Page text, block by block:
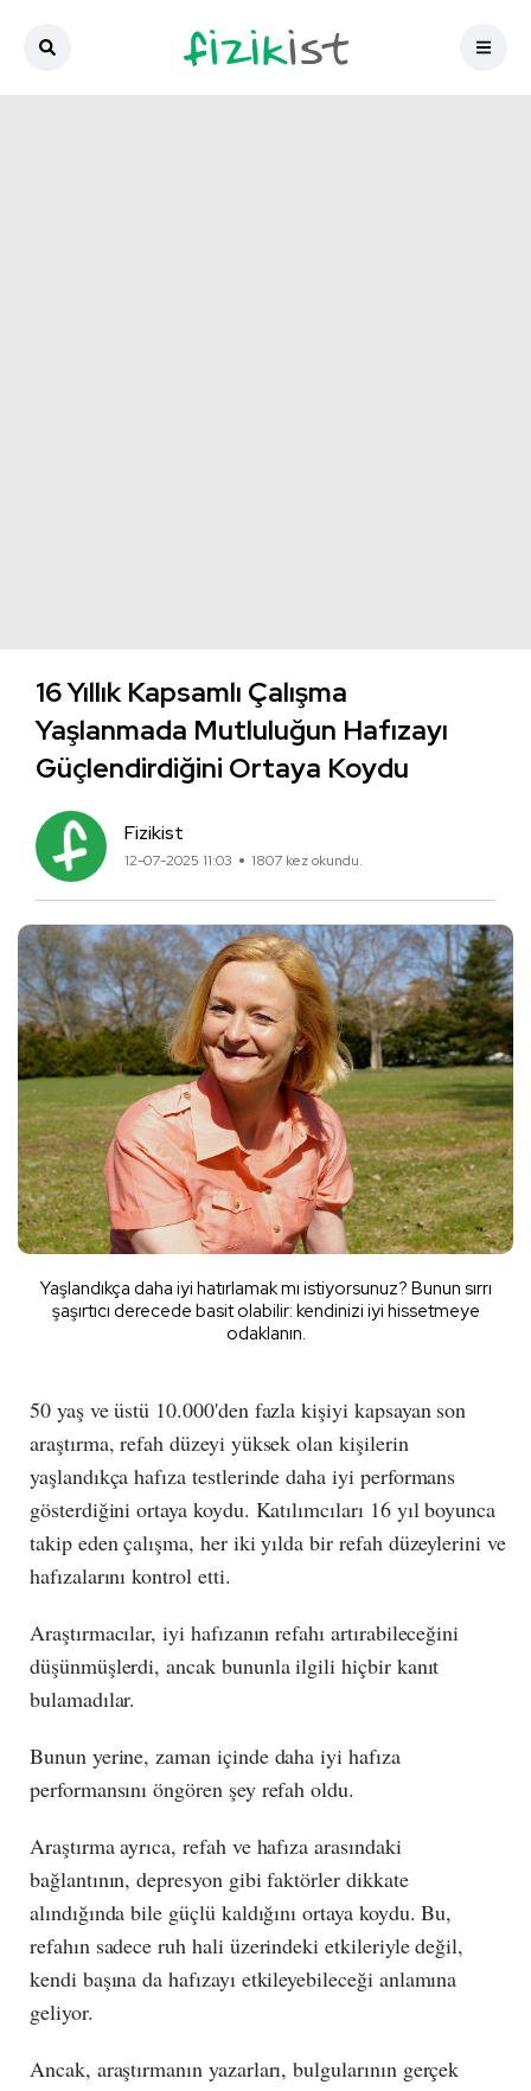
16 Yıllık Kapsamlı Çalışma
Yaşlanmada Mutluluğun Hafızayı
Güçlendirdiğini Ortaya Koydu
Fizikist
12-07-2025 11:03 1807 kez okundu.
Yaşlandıkça daha iyi hatırlamak mı istiyorsunuz? Bunun sırrı
şaşırtıcı derecede basit olabilir: kendinizi iyi hissetmeye
odaklanın.
50 yaş ve üstü 10.000'den fazla kişiyi kapsayan son
araştırma, refah düzeyi yüksek olan kişilerin
yaşlandıkça hafıza testlerinde daha iyi performans
gösterdiğini ortaya koydu. Katılımcıları 16 yıl boyunca
takip eden çalışma, her iki yılda bir refah düzeylerini ve
hafızalarını kontrol etti.
Araştırmacılar, iyi hafızanın refahı artırabileceğini
düşünmüşlerdi, ancak bununla ilgili hiçbir kanıt
bulamadılar.
Bunun yerine, zaman içinde daha iyi hafıza
performansını öngören şey refah oldu.
Araştırma ayrıca, refah ve hafıza arasındaki
bağlantının, depresyon gibi faktörler dikkate
alındığında bile güçlü kaldığını ortaya koydu. Bu,
refahın sadece ruh hali üzerindeki etkileriyle değil,
kendi başına da hafızayı etkileyebileceği anlamına
geliyor.
Ancak, araştırmanın yazarları, bulgularının gerçek